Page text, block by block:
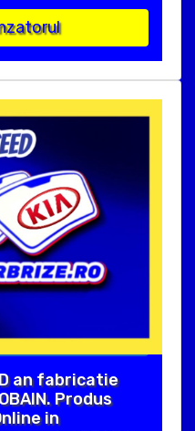
an fabricatie
Produs
in